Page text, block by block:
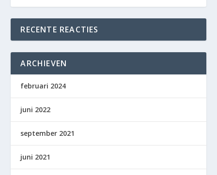
RECENTE REACTIES
ARCHIEVEN
februari 2024
juni 2022
september 2021
juni 2021